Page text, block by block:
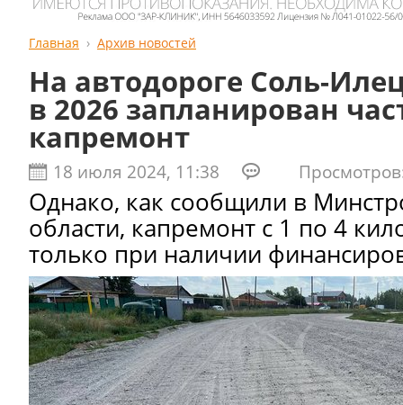
Главная Архив новостей
На автодороге Соль-
в 2026 запланирован
капремонт
18 июля 2024, 11:38
Однако, как сообщили в
области, капремонт с 1 по 4
только при наличии